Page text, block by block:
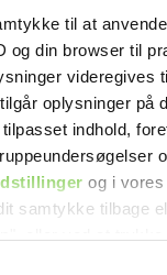
til at
og din browser til
videregives
oplysninger på
indhold,
og i vores
samtykke tilbage